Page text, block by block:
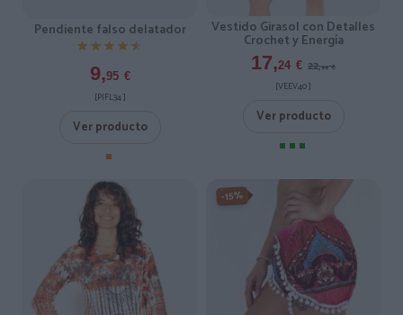
Pendiente falso delatador
★★★★★
★★★★★
9,95 €
[PIFL34 ]
Ver producto
Vestido Girasol con Detalles
Crochet y Energía
17,24 € 22,99 €
[VEEV40 ]
Ver producto
-15%